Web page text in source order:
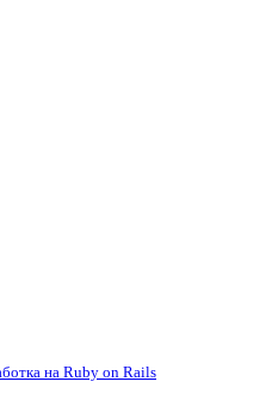
на Ruby on Rails